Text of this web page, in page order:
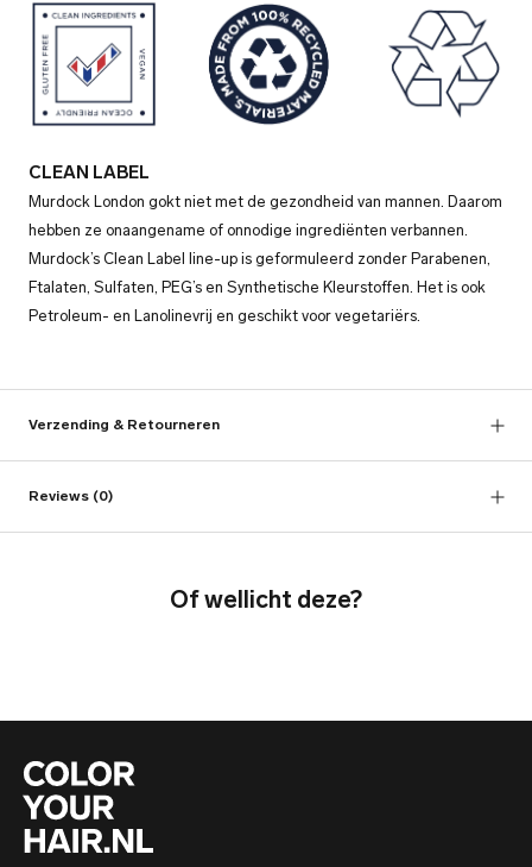
CLEAN LABEL
Murdock London gokt niet met de gezondheid van mannen. Daarom
hebben ze onaangename of onnodige ingrediënten verbannen.
Murdock’s Clean Label line-up is geformuleerd zonder Parabenen,
Ftalaten, Sulfaten, PEG’s en Synthetische Kleurstoffen. Het is ook
Petroleum- en Lanolinevrij en geschikt voor vegetariërs.
Verzending & Retourneren
Reviews (0)
Of wellicht deze?